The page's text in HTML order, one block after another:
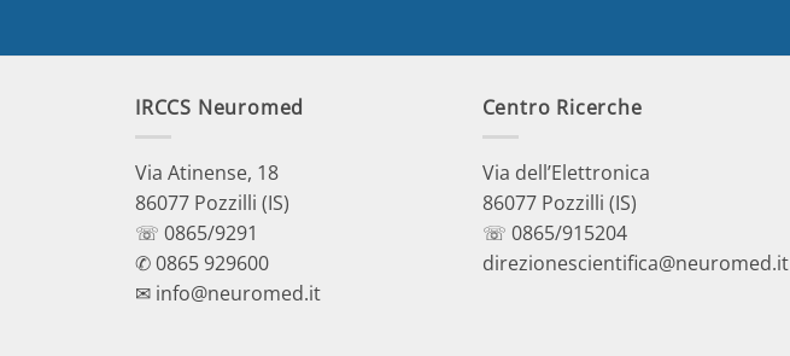
IRCCS Neuromed
Via Atinense, 18
86077 Pozzilli (IS)
☏ 0865/9291
✆ 0865 929600
✉ info@neuromed.it
Centro Ricerche
Via dell’Elettronica
86077 Pozzilli (IS)
☏ 0865/915204
direzionescientifica@neuromed.it